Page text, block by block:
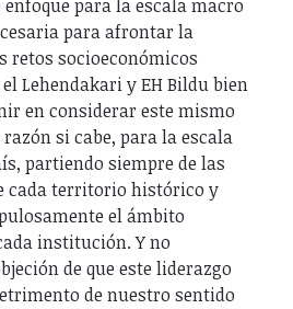
para la escala macro
para afrontar la
retos socioeconómicos
Lehendakari y EH Bildu bien
en considerar este mismo
si cabe, para la escala
partiendo siempre de las
cada territorio histórico y
el ámbito
institución. Y no
de que este liderazgo
de nuestro sentido